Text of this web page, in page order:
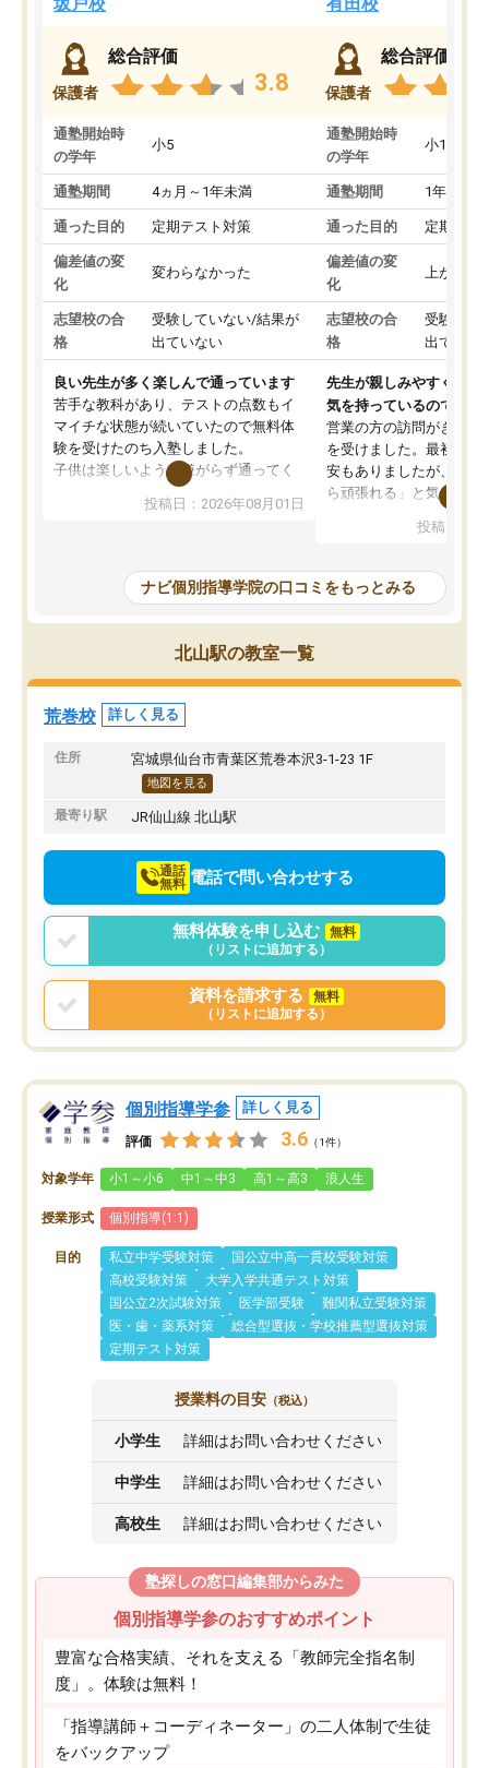
保護者
総合評価
3.8
通塾開始時
の学年
小5
通塾期間 4ヵ月～1年未満
通った目的 定期テスト対策
偏差値の変
化
変わらなかった
志望校の合
格
受験していない/結果が
出ていない
良い先生が多く楽しんで通っています
苦手な教科があり、テストの点数もイ
マイチな状態が続いていたので無料体
験を受けたのち入塾しました。
子供は楽しいようで嫌がらず通ってく
先生は良い方が多く、いつも笑顔で対
教室は少し狭い印象なので夜の時間帯
など生徒さんが多い時間帯は手狭では
ないかな？と感じます。
また駅前にあるのでアクセスは良いで
すが駐車場がないのでお迎えの際に近
隣のコインパーキングを利用または路
上駐車をするしかない点が少し不便で
投稿日：2026年08月01日
保護者
総合評価
通塾開始時
の学年
小1
通塾期間 1年以上
通った目的 定期テス
偏差値の変
化
上がった
志望校の合
格
受験して
出ていな
先生が親しみやすく勉強
気を持っているので安心
営業の方の訪問がきっか
を受けました。最初は続
安もありましたが、子ど
ら頑張れる」と気に入り
ても分かりやすく、学
方を丁寧に教えてくださ
が深まっていると感じま
熱心で、一人ひとりの苦
前より勉強に前向きに取
りたいと思える塾です。
投稿日：
ナビ個別指導学院の口コミをもっとみる
北山駅の教室一覧
荒巻校 詳しく見る
住所 宮城県仙台市青葉区荒巻本沢3-1-23 1F
地図を見る
最寄り駅 JR仙山線 北山駅
通話
無料 電話で問い合わせする
無料体験を申し込む
無料
（リストに追加する）
資料を請求する
無料
（リストに追加する）
個別指導学参 詳しく見る
評価 3.6 （1件）
対象学年 小1～小6 中1～中3 高1～高3 浪人生
授業形式 個別指導(1:1)
目的 私立中学受験対策
国公立中高一貫校受験対策
高校受験対策
大学入学共通テスト対策
国公立2次試験対策
医学部受験
難関私立受験対策
医・歯・薬系対策
総合型選抜・学校推薦型選抜対策
定期テスト対策
授業料の目安 （税込）
小学生 詳細はお問い合わせください
中学生 詳細はお問い合わせください
高校生 詳細はお問い合わせください
塾探しの窓口編集部からみた
個別指導学参のおすすめポイント
豊富な合格実績、それを支える「教師完全指名制
度」。体験は無料！
「指導講師＋コーディネーター」の二人体制で生徒
をバックアップ